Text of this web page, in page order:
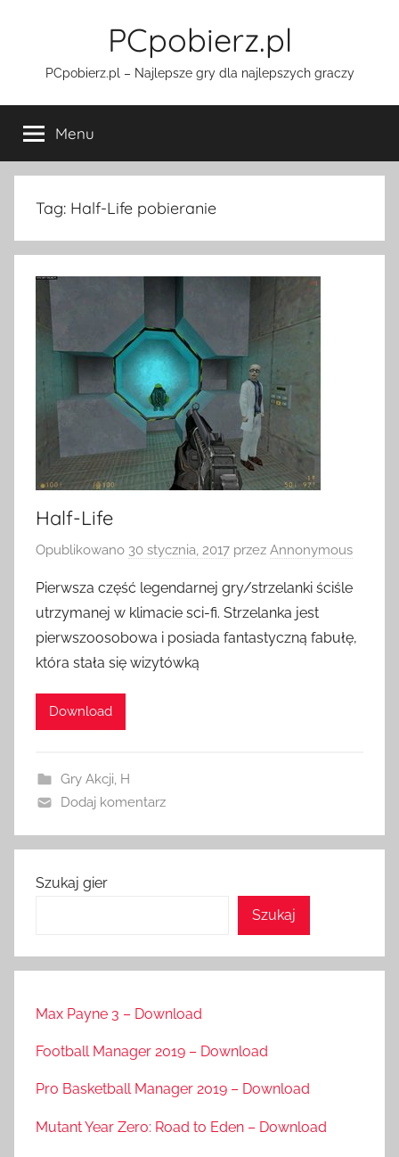
PCpobierz.pl
PCpobierz.pl – Najlepsze gry dla najlepszych graczy
Menu
Tag: Half-Life pobieranie
Half-Life
Opublikowano 30 stycznia, 2017 przez Annonymous
Pierwsza część legendarnej gry/strzelanki ściśle
utrzymanej w klimacie sci-fi. Strzelanka jest
pierwszoosobowa i posiada fantastyczną fabułę,
która stała się wizytówką
Download
Gry Akcji H
Dodaj komentarz
Szukaj gier
Szukaj
Max Payne 3 – Download
Football Manager 2019 – Download
Pro Basketball Manager 2019 – Download
Mutant Year Zero: Road to Eden – Download